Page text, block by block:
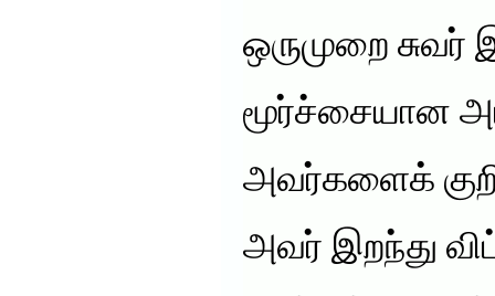
ஒருமுறை சுவர்
மூர்ச்சையான
அவர்களைக்
அவர் இறந்து